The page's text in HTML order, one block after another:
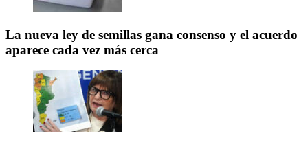
La nueva ley de semillas gana consenso y el acuerdo
aparece cada vez más cerca